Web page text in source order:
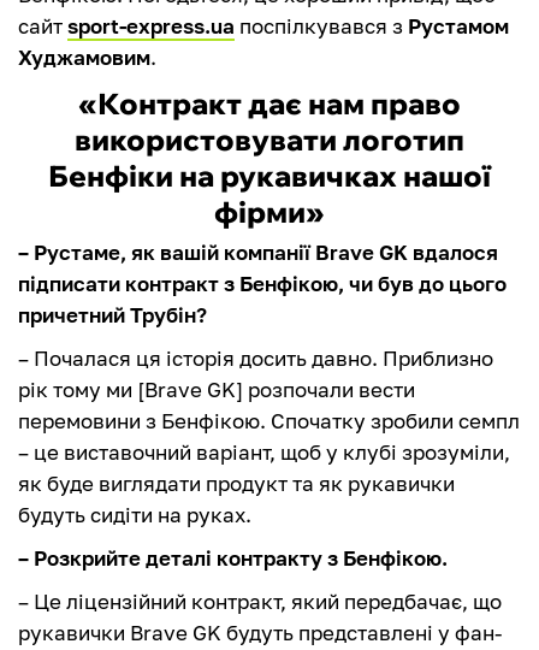
сайтsport-express.ua поспілкувався з Рустамом
Худжамовим.
«Контракт дає нам право
використовувати логотип
Бенфіки на рукавичках нашої
фірми»
– Рустаме, як вашій компанії Brave GK вдалося
підписати контракт з Бенфікою, чи був до цього
причетний Трубін?
– Почалася ця історія досить давно. Приблизно
рік тому ми [Brave GK] розпочали вести
перемовини з Бенфікою. Спочатку зробили семпл
– це виставочний варіант, щоб у клубі зрозуміли,
як буде виглядати продукт та як рукавички
будуть сидіти на руках.
– Розкрийте деталі контракту з Бенфікою.
– Це ліцензійний контракт, який передбачає, що
рукавички Brave GK будуть представлені у фан-